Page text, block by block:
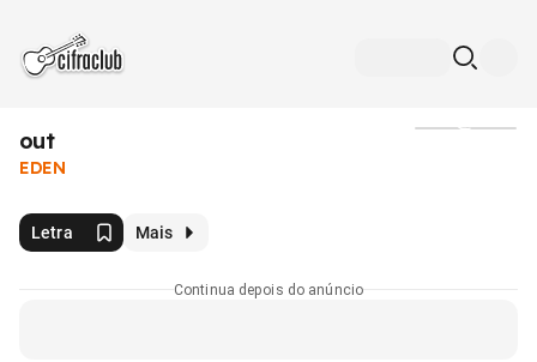
out
EDEN
Letra Mais
Continua depois do anúncio